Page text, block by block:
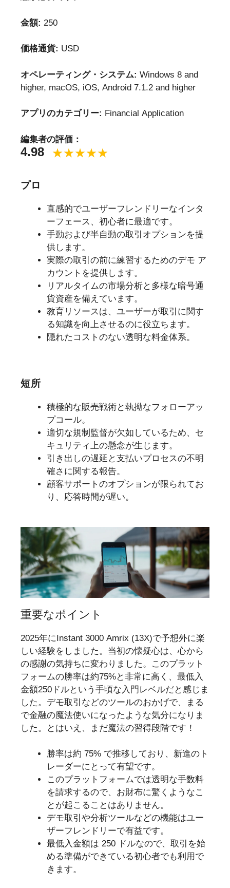
金額: 250
価格通貨: USD
オペレーティング・システム: Windows 8 and
higher, macOS, iOS, Android 7.1.2 and higher
アプリのカテゴリー: Financial Application
編集者の評価：
4.98
プロ
直感的でユーザーフレンドリーなインタ
ーフェース、初心者に最適です。
手動および半自動の取引オプションを提
供します。
実際の取引の前に練習するためのデモ ア
カウントを提供します。
リアルタイムの市場分析と多様な暗号通
貨資産を備えています。
教育リソースは、ユーザーが取引に関す
る知識を向上させるのに役立ちます。
隠れたコストのない透明な料金体系。
短所
積極的な販売戦術と執拗なフォローアッ
プコール。
適切な規制監督が欠如しているため、セ
キュリティ上の懸念が生じます。
引き出しの遅延と支払いプロセスの不明
確さに関する報告。
顧客サポートのオプションが限られてお
り、応答時間が遅い。
重要なポイント
2025年にInstant 3000 Amrix (13X)で予想外に楽
しい経験をしました。当初の懐疑心は、心から
の感謝の気持ちに変わりました。このプラット
フォームの勝率は約75%と非常に高く、最低入
金額250ドルという手頃な入門レベルだと感じま
した。デモ取引などのツールのおかげで、まる
で金融の魔法使いになったような気分になりま
した。とはいえ、まだ魔法の習得段階です！
勝率は約 75% で推移しており、新進のト
レーダーにとって有望です。
このプラットフォームでは透明な手数料
を請求するので、お財布に驚くようなこ
とが起こることはありません。
デモ取引や分析ツールなどの機能はユー
ザーフレンドリーで有益です。
最低入金額は 250 ドルなので、取引を始
める準備ができている初心者でも利用で
きます。